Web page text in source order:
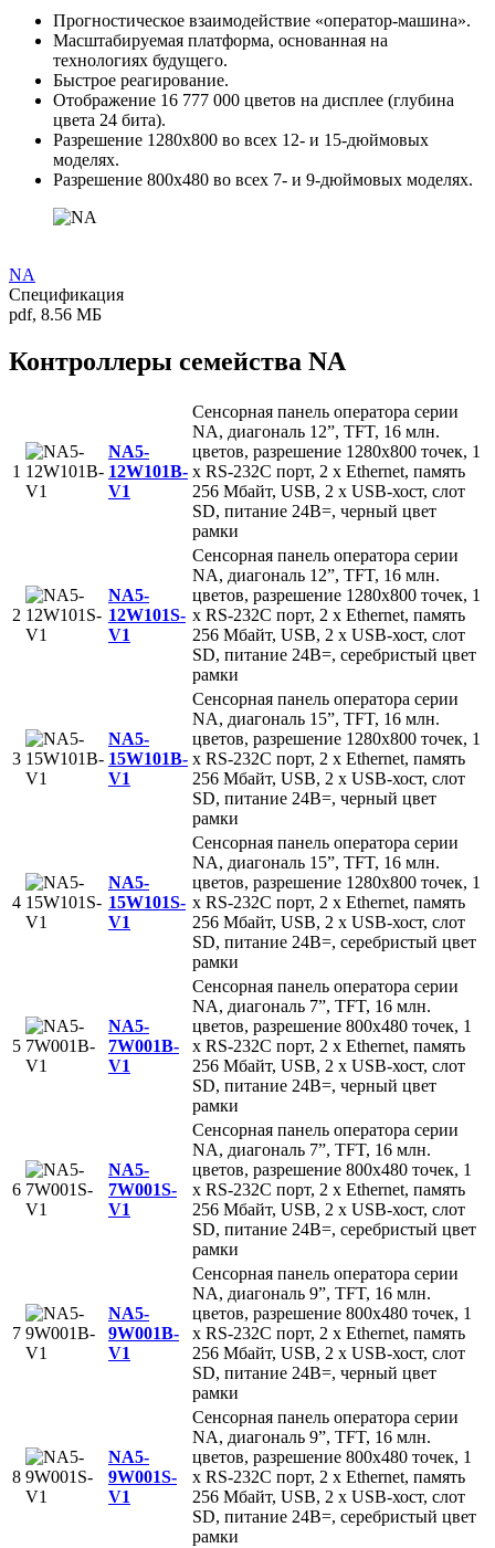
Прогностическое взаимодействие «оператор-машина».
Масштабируемая платформа, основанная на
технологиях будущего.
Быстрое реагирование.
Отображение 16 777 000 цветов на дисплее (глубина
цвета 24 бита).
Разрешение 1280x800 во всех 12- и 15-дюймовых
моделях.
Разрешение 800x480 во всех 7- и 9-дюймовых моделях.
NA
Спецификация
pdf, 8.56 МБ
Контроллеры семейства NA
1
NA5-
12W101B-
V1
Сенсорная панель оператора серии
NA, диагональ 12”, TFT, 16 млн.
цветов, разрешение 1280x800 точек, 1
x RS-232C порт, 2 x Ethernet, память
256 Mбайт, USB, 2 x USB-хост, слот
SD, питание 24В=, черный цвет
рамки
2
NA5-
12W101S-
V1
Сенсорная панель оператора серии
NA, диагональ 12”, TFT, 16 млн.
цветов, разрешение 1280x800 точек, 1
x RS-232C порт, 2 x Ethernet, память
256 Mбайт, USB, 2 x USB-хост, слот
SD, питание 24В=, серебристый цвет
рамки
3
NA5-
15W101B-
V1
Сенсорная панель оператора серии
NA, диагональ 15”, TFT, 16 млн.
цветов, разрешение 1280x800 точек, 1
x RS-232C порт, 2 x Ethernet, память
256 Mбайт, USB, 2 x USB-хост, слот
SD, питание 24В=, черный цвет
рамки
4
NA5-
15W101S-
V1
Сенсорная панель оператора серии
NA, диагональ 15”, TFT, 16 млн.
цветов, разрешение 1280x800 точек, 1
x RS-232C порт, 2 x Ethernet, память
256 Mбайт, USB, 2 x USB-хост, слот
SD, питание 24В=, серебристый цвет
рамки
5
NA5-
7W001B-
V1
Сенсорная панель оператора серии
NA, диагональ 7”, TFT, 16 млн.
цветов, разрешение 800x480 точек, 1
x RS-232C порт, 2 x Ethernet, память
256 Mбайт, USB, 2 x USB-хост, слот
SD, питание 24В=, черный цвет
рамки
6
NA5-
7W001S-
V1
Сенсорная панель оператора серии
NA, диагональ 7”, TFT, 16 млн.
цветов, разрешение 800x480 точек, 1
x RS-232C порт, 2 x Ethernet, память
256 Mбайт, USB, 2 x USB-хост, слот
SD, питание 24В=, серебристый цвет
рамки
7
NA5-
9W001B-
V1
Сенсорная панель оператора серии
NA, диагональ 9”, TFT, 16 млн.
цветов, разрешение 800x480 точек, 1
x RS-232C порт, 2 x Ethernet, память
256 Mбайт, USB, 2 x USB-хост, слот
SD, питание 24В=, черный цвет
рамки
8
NA5-
9W001S-
V1
Сенсорная панель оператора серии
NA, диагональ 9”, TFT, 16 млн.
цветов, разрешение 800x480 точек, 1
x RS-232C порт, 2 x Ethernet, память
256 Mбайт, USB, 2 x USB-хост, слот
SD, питание 24В=, серебристый цвет
рамки